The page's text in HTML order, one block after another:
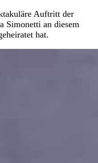
Auftritt der
Simonetti an diesem
hat.